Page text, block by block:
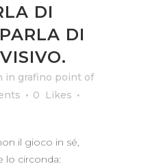
DI
DI
in grafino point of
0
Likes
il gioco in sé,
lo circonda: